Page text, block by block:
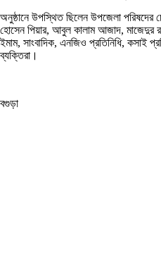
অনুষ্ঠানে উপস্থিত ছিলেন উপজেলা পরিষদের
হোসেন পিয়ার, আবুল কালাম আজাদ, মাজেদুর
ইমাম, সাংবাদিক, এনজিও প্রতিনিধি, কসাই
ব্যক্তিরা।
বগুড়া